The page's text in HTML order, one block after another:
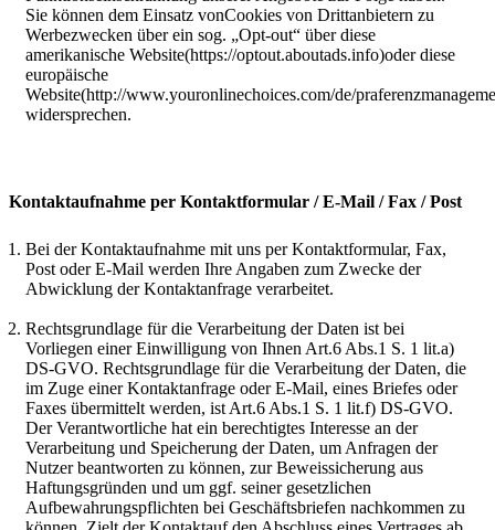
Sie können dem Einsatz vonCookies von Drittanbietern zu
Werbezwecken über ein sog. „Opt-out“ über diese
amerikanische Website(https://optout.aboutads.info)oder diese
europäische
Website(http://www.youronlinechoices.com/de/
widersprechen.
Kontaktaufnahme per Kontaktformular / E-Mail / Fax / Post
Bei der Kontaktaufnahme mit uns per Kontaktformular, Fax,
Post oder E-Mail werden Ihre Angaben zum Zwecke der
Abwicklung der Kontaktanfrage verarbeitet.
Rechtsgrundlage für die Verarbeitung der Daten ist bei
Vorliegen einer Einwilligung von Ihnen Art.6 Abs.1 S. 1 lit.a)
DS-GVO. Rechtsgrundlage für die Verarbeitung der Daten, die
im Zuge einer Kontaktanfrage oder E-Mail, eines Briefes oder
Faxes übermittelt werden, ist Art.6 Abs.1 S. 1 lit.f) DS-GVO.
Der Verantwortliche hat ein berechtigtes Interesse an der
Verarbeitung und Speicherung der Daten, um Anfragen der
Nutzer beantworten zu können, zur Beweissicherung aus
Haftungsgründen und um ggf. seiner gesetzlichen
Aufbewahrungspflichten bei Geschäftsbriefen nachkommen zu